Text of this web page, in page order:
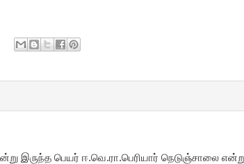
இருந்த பெயர் ஈ.வெ.ரா.பெரியார் நெடுஞ்சாலை